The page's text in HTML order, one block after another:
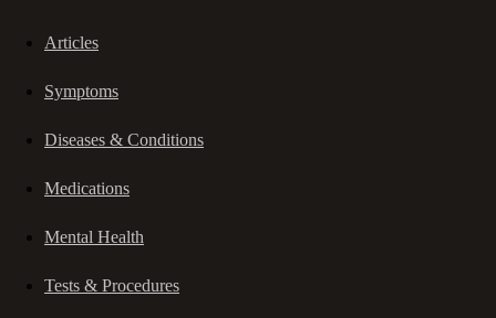
Articles
Symptoms
Diseases & Conditions
Medications
Mental Health
Tests & Procedures